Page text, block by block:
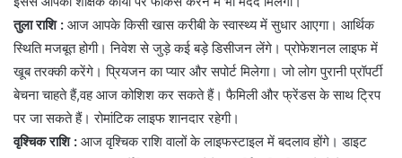
तुला राशि : आज आपके किसी खास करीबी के स्वास्थ्य में सुधार आएगा। आर्थिक
स्थिति मजबूत होगी। निवेश से जुड़े कई बड़े डिसीजन लेंगे। प्रोफेशनल लाइफ में
खूब तरक्की करेंगे। प्रियजन का प्यार और सपोर्ट मिलेगा। जो लोग पुरानी प्रॉपर्टी
बेचना चाहते हैं,वह आज कोशिश कर सकते हैं। फैमिली और फ्रेंडस के साथ ट्रिप
पर जा सकते हैं। रोमांटिक लाइफ शानदार रहेगी।
वृश्चिक राशि : आज वृश्चिक राशि वालों के लाइफस्टाइल में बदलाव होंगे। डाइट